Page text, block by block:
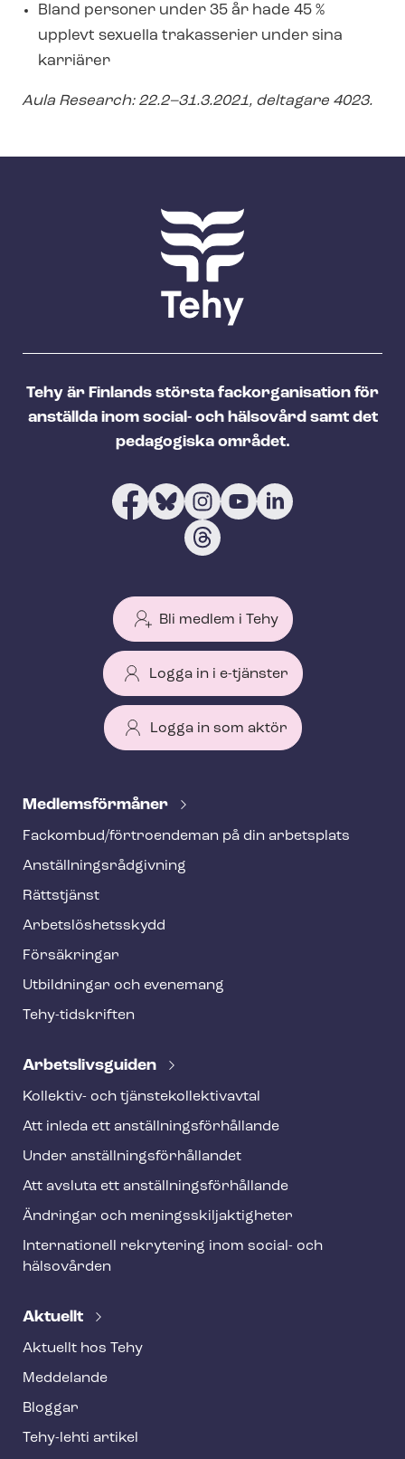
Bland personer under 35 år hade 45 %
upplevt sexuella trakasserier under sina
karriärer
Aula Research: 22.2–31.3.2021, deltagare 4023.
Tehy är Finlands största fackorganisation för
anställda inom social- och hälsovård samt det
pedagogiska området.
Bli medlem i Tehy
Logga in i e-tjänster
Logga in som aktör
e
f
o
o
t
e
Med­lems­för­må­ner
Fackombud/förtroendeman på din arbetsplats
An­ställ­nings­råd­giv­ning
Rättstjänst
Ar­bets­lös­hets­skydd
Försäkringar
Utbildningar och evenemang
Tehy-​tidskriften
Ar­bets­livs­gui­den
Kollektiv- och tjäns­te­kol­lek­tivav­tal
Att inleda ett an­ställ­nings­för­hål­lan­de
Under an­ställ­nings­för­hål­lan­det
Att avsluta ett an­ställ­nings­för­hål­lan­de
Ändringar och me­nings­skilj­ak­tig­he­ter
Internationell rekrytering inom social- och
hälsovården
Aktuellt
Aktuellt hos Tehy
Meddelande
Bloggar
Tehy-lehti artikel